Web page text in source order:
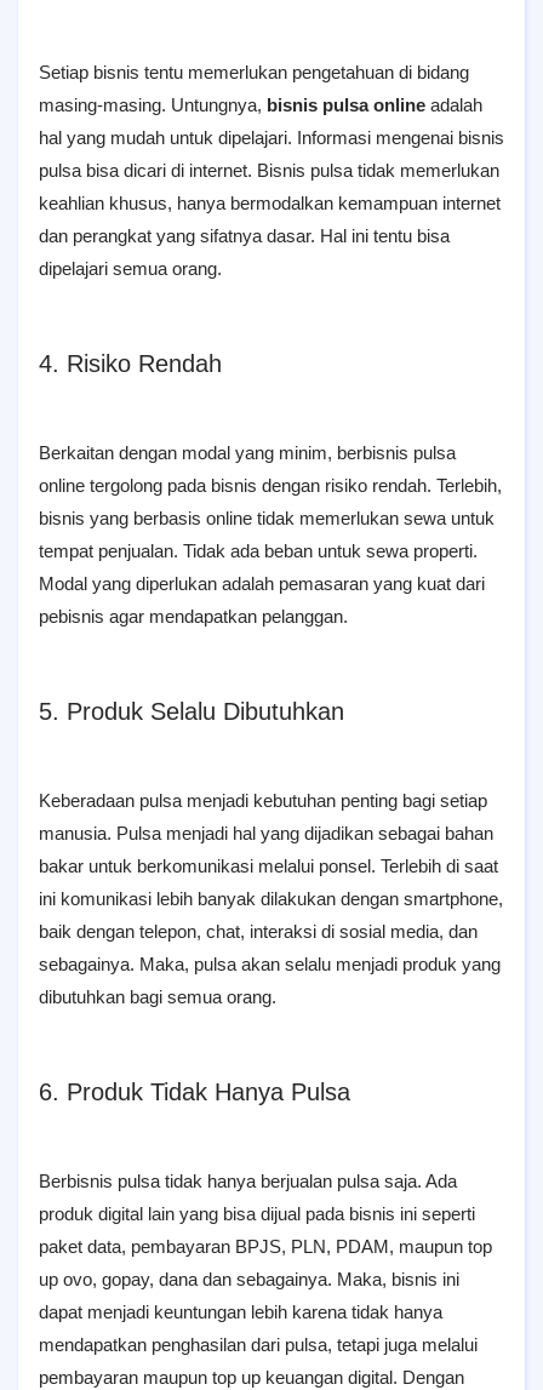
Setiap bisnis tentu memerlukan pengetahuan di bidang
masing-masing. Untungnya, bisnis pulsa online adalah
hal yang mudah untuk dipelajari. Informasi mengenai bisnis
pulsa bisa dicari di internet. Bisnis pulsa tidak memerlukan
keahlian khusus, hanya bermodalkan kemampuan internet
dan perangkat yang sifatnya dasar. Hal ini tentu bisa
dipelajari semua orang.
4. Risiko Rendah
Berkaitan dengan modal yang minim, berbisnis pulsa
online tergolong pada bisnis dengan risiko rendah. Terlebih,
bisnis yang berbasis online tidak memerlukan sewa untuk
tempat penjualan. Tidak ada beban untuk sewa properti.
Modal yang diperlukan adalah pemasaran yang kuat dari
pebisnis agar mendapatkan pelanggan.
5. Produk Selalu Dibutuhkan
Keberadaan pulsa menjadi kebutuhan penting bagi setiap
manusia. Pulsa menjadi hal yang dijadikan sebagai bahan
bakar untuk berkomunikasi melalui ponsel. Terlebih di saat
ini komunikasi lebih banyak dilakukan dengan smartphone,
baik dengan telepon, chat, interaksi di sosial media, dan
sebagainya. Maka, pulsa akan selalu menjadi produk yang
dibutuhkan bagi semua orang.
6. Produk Tidak Hanya Pulsa
Berbisnis pulsa tidak hanya berjualan pulsa saja. Ada
produk digital lain yang bisa dijual pada bisnis ini seperti
paket data, pembayaran BPJS, PLN, PDAM, maupun top
up ovo, gopay, dana dan sebagainya. Maka, bisnis ini
dapat menjadi keuntungan lebih karena tidak hanya
mendapatkan penghasilan dari pulsa, tetapi juga melalui
pembayaran maupun top up keuangan digital. Dengan